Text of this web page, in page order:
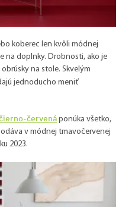
koberec len kvôli módnej
na doplnky. Drobnosti, ako je
na stole. Skvelým
jednoducho meniť
červená ponúka všetko,
v módnej tmavočervenej
2023.